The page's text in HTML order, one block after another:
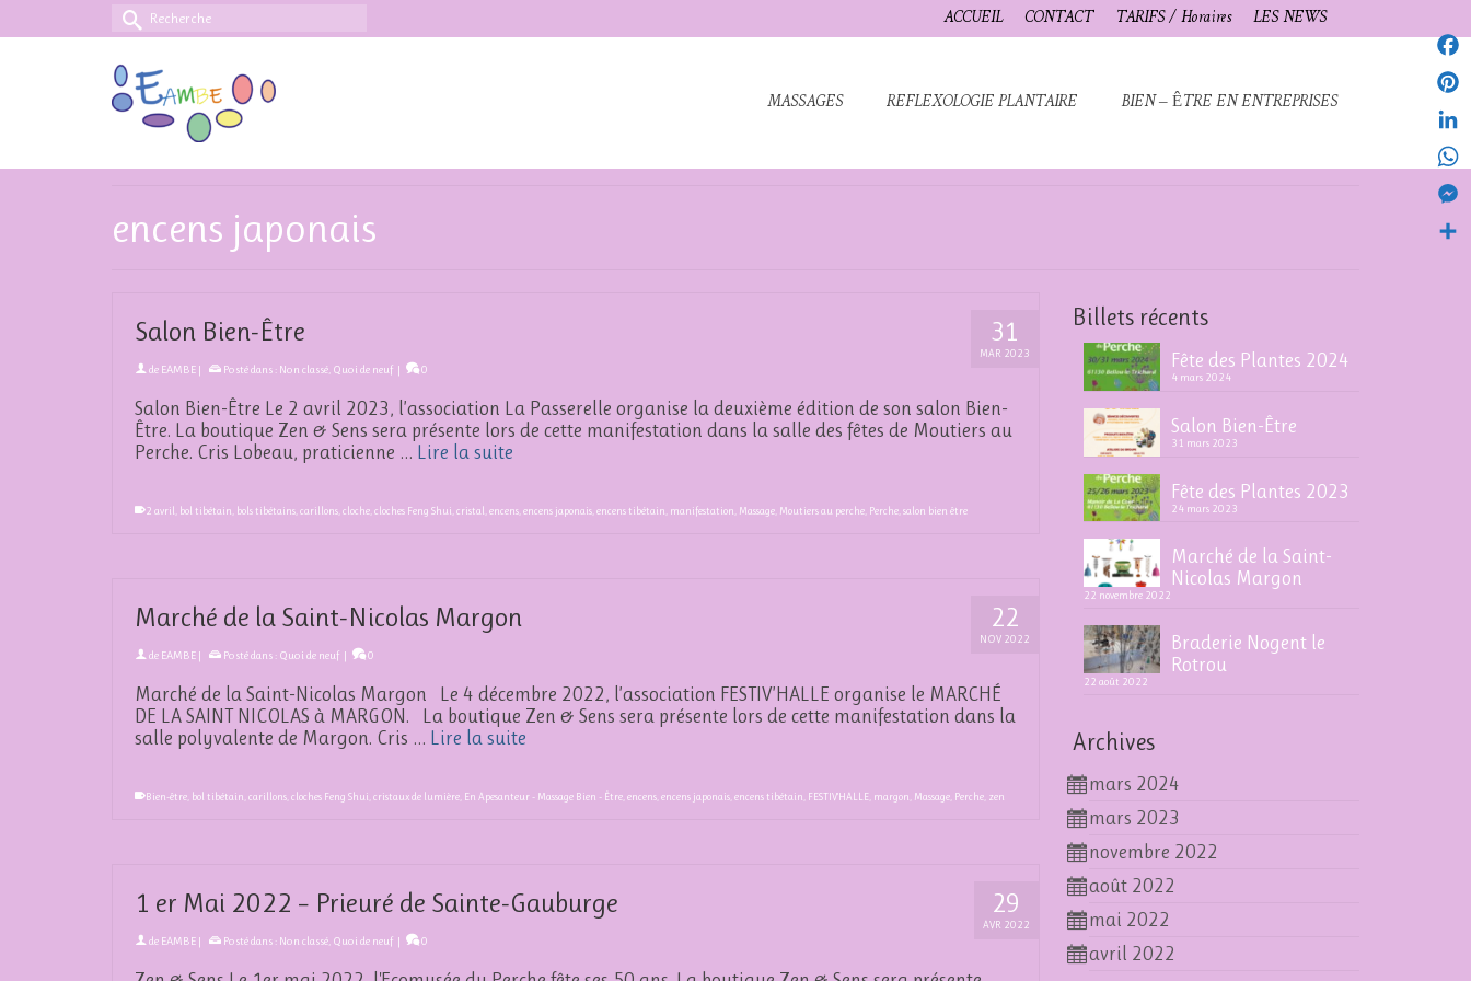
ACCUEIL CONTACT TARIFS / Horaires LES NEWS
Rechercher :
MASSAGES REFLEXOLOGIE PLANTAIRE BIEN – ÊTRE EN ENTREPRISES
encens japonais
31
MAR 2023
Salon Bien-Être
de EAMBE | Posté dans : Non classé, Quoi de neuf | 0
Salon Bien-Être Le 2 avril 2023, l’association La Passerelle organise la deuxième édition de son salon Bien-
Être. La boutique Zen & Sens sera présente lors de cette manifestation dans la salle des fêtes de Moutiers au
Perche. Cris Lobeau, praticienne … Lire la suite
2 avril bol tibétain bols tibétains carillons cloche cloches Feng Shui cristal encens encens japonais encens tibétain manifestation Massage Moutiers au perche Perche salon bien être
22
NOV 2022
Marché de la Saint-Nicolas Margon
de EAMBE | Posté dans : Quoi de neuf | 0
Marché de la Saint-Nicolas Margon Le 4 décembre 2022, l’association FESTIV’HALLE organise le MARCHÉ
DE LA SAINT NICOLAS à MARGON. La boutique Zen & Sens sera présente lors de cette manifestation dans la
salle polyvalente de Margon. Cris … Lire la suite
Bien-être bol tibétain carillons cloches Feng Shui cristaux de lumière En Apesanteur - Massage Bien - Être encens encens japonais encens tibétain FESTIV’HALLE margon Massage Perche zen
29
AVR 2022
1 er Mai 2022 – Prieuré de Sainte-Gauburge
de EAMBE | Posté dans : Non classé, Quoi de neuf | 0
Billets récents
Fête des Plantes 2024
4 mars 2024
Salon Bien-Être
31 mars 2023
Fête des Plantes 2023
24 mars 2023
Marché de la Saint-
Nicolas Margon
22 novembre 2022
Braderie Nogent le
Rotrou
22 août 2022
Archives
mars 2024
mars 2023
novembre 2022
août 2022
mai 2022
avril 2022